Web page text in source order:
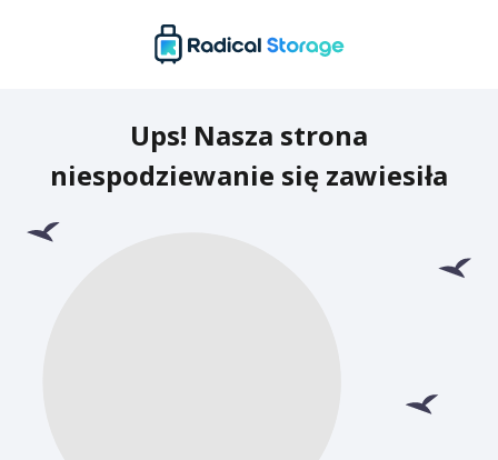
Ups! Nasza strona
niespodziewanie się zawiesiła